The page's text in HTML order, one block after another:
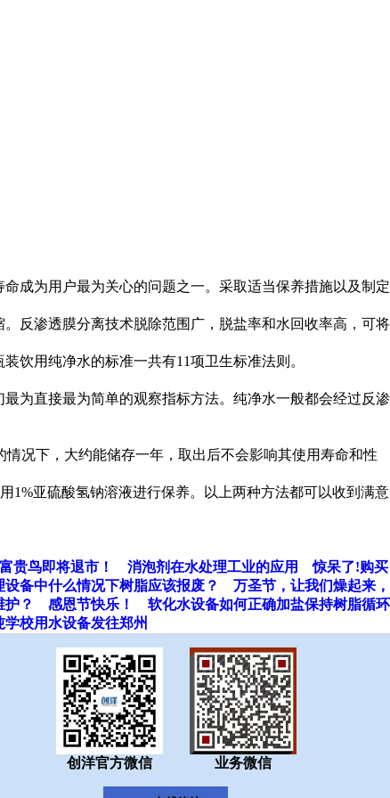
成为用户最为关心的问题之一。采取适当保养措施以及制定
反渗透膜分离技术脱除范围广，脱盐率和水回收率高，可将
饮用纯净水的标准一共有11项卫生标准法则。
为直接最为简单的观察指标方法。纯净水一般都会经过反渗
况下，大约能储存一年，取出后不会影响其使用寿命和性
1%亚硫酸氢钠溶液进行保养。以上两种方法都可以收到满意
鸟即将退市！ 消泡剂在水处理工业的应用
惊呆了!购买
设备中什么情况下树脂应该报废？
万圣节，让我们燥起来，
护？ 感恩节快乐！
软化水设备如何正确加盐保持树脂循环
学校用水设备发往郑州
创洋官方微信 业务微信